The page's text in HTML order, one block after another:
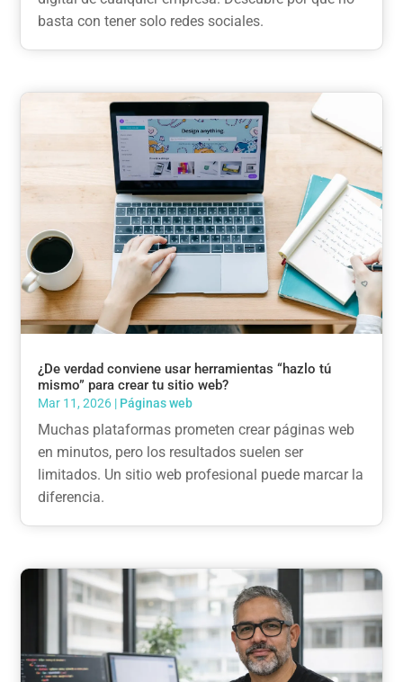
basta con tener solo redes sociales.
¿De verdad conviene usar herramientas “hazlo tú
mismo” para crear tu sitio web?
Mar 11, 2026 | Páginas web
Muchas plataformas prometen crear páginas web
en minutos, pero los resultados suelen ser
limitados. Un sitio web profesional puede marcar la
diferencia.